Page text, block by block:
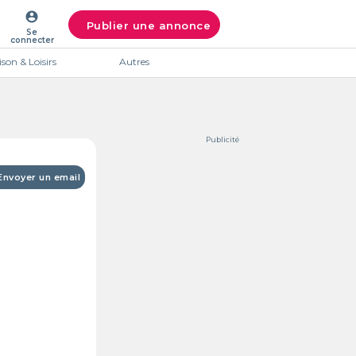
account_circle
Se
connecter
Publier une annonce
& Loisirs Autres
un email
Publicité